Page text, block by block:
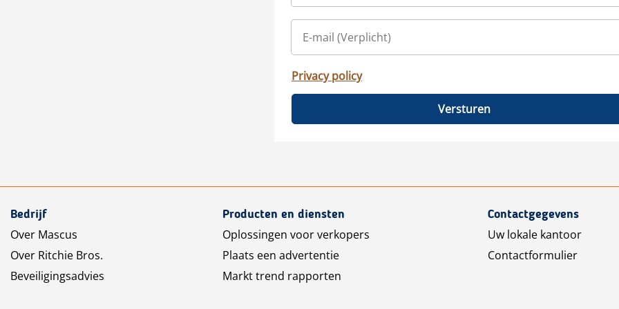
Privacy policy
Versturen
Bedrijf
Over Mascus
Over Ritchie Bros.
Beveiligingsadvies
Producten en diensten
Oplossingen voor verkopers
Plaats een advertentie
Markt trend rapporten
Contactgegevens
Uw lokale kantoor
Contactformulier